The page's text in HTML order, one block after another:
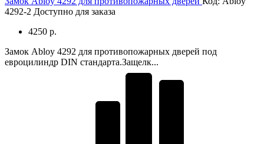
4292-2 Доступно для заказа
4250 р.
Замок Abloy 4292 для противопожарных дверей под
евроцилиндр DIN стандарта.Защелк...